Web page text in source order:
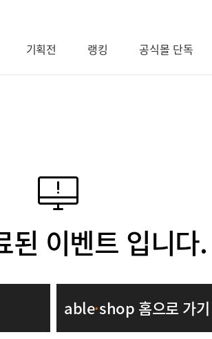
기획전 랭킹 공식몰 단독
된 이벤트 입니다.
able·shop 홈으로 가기